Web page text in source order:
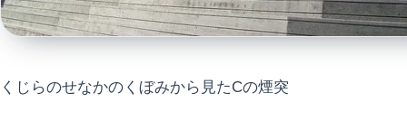
くじらのせなかのくぼみから見たCの煙突